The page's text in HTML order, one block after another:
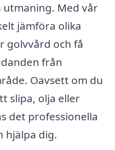
Med vår
jämföra olika
golvvård och få
från
Oavsett om du
slipa, olja eller
det professionella
hjälpa dig.